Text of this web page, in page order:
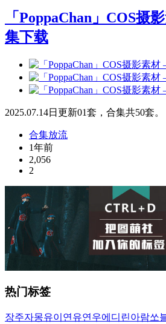
「PoppaChan」COS摄
集下载
2025.07.14日更新01套，合集共50套。
合集放流
1年前
2,056
2
热门标签
장주자몽유이 연유연우에디린아람쏘